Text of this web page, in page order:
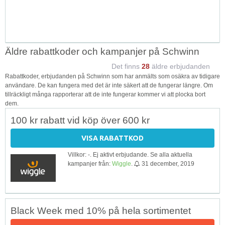
Äldre rabattkoder och kampanjer på Schwinn
Det finns 28 äldre erbjudanden
Rabattkoder, erbjudanden på Schwinn som har anmälts som osäkra av tidigare
användare. De kan fungera med det är inte säkert att de fungerar längre. Om
tillräckligt många rapporterar att de inte fungerar kommer vi att plocka bort
dem.
100 kr rabatt vid köp över 600 kr
VISA RABATTKOD
Villkor: -. Ej aktivt erbjudande. Se alla aktuella
kampanjer från: Wiggle 31 december, 2019
Black Week med 10% på hela sortimentet